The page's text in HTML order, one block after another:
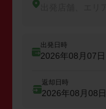
出発日時
2026年08月07
返却日時
2026年08月08